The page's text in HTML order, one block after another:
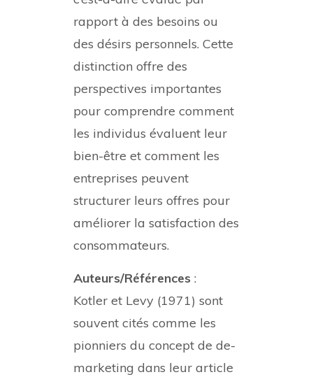
rapport à des besoins ou
des désirs personnels. Cette
distinction offre des
perspectives importantes
pour comprendre comment
les individus évaluent leur
bien-être et comment les
entreprises peuvent
structurer leurs offres pour
améliorer la satisfaction des
consommateurs.
Auteurs/Références :
Kotler et Levy (1971) sont
souvent cités comme les
pionniers du concept de de-
marketing dans leur article